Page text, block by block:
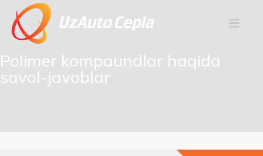
Polimer kompaundlar haqida
savol-javoblar